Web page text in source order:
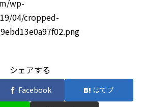
wp-
04/cropped-
シェアする
Facebook はてブ